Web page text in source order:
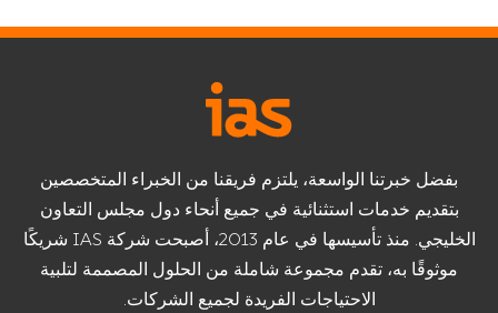
بفضل خبرتنا الواسعة، يلتزم فريقنا من الخبراء المتخصصين
بتقديم خدمات استثنائية في جميع أنحاء دول مجلس التعاون
الخليجي. منذ تأسيسها في عام 2013، أصبحت شركة IAS شريكًا
موثوقًا به، تقدم مجموعة شاملة من الحلول المصممة لتلبية
الاحتياجات الفريدة لجميع الشركات.